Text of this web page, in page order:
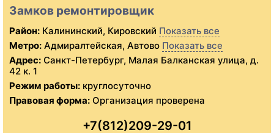
Замков ремонтировщик
Район: Калининский, Кировский Показать все
Метро: Адмиралтейская, Автово Показать все
Адрес: Санкт-Петербург, Малая Балканская улица, д.
42 к. 1
Режим работы: круглосуточно
Правовая форма: Организация проверена
+7(812)209-29-01